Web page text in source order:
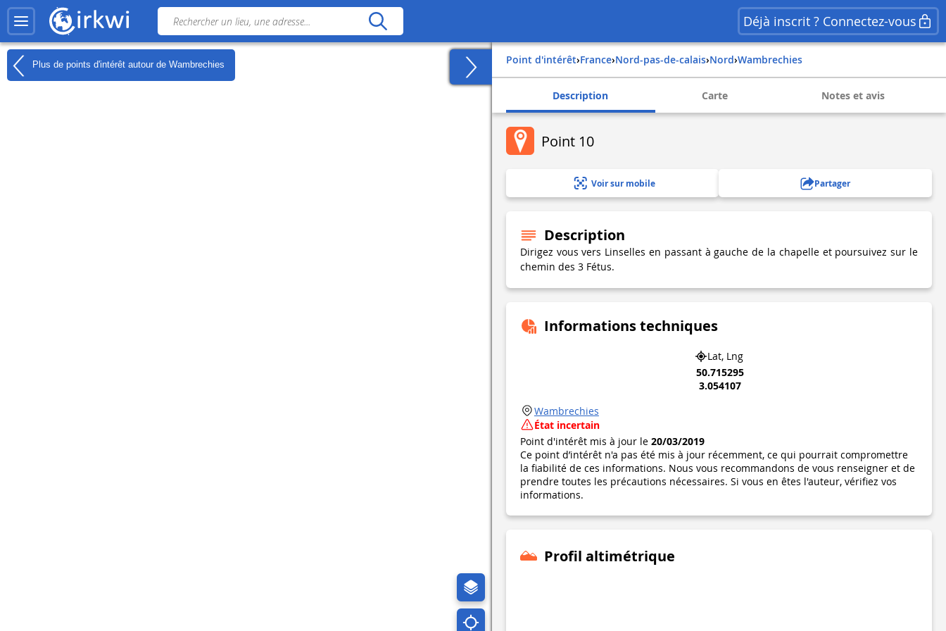
Déjà inscrit ? Connectez-vous
Plus de points d'intérêt autour de Wambrechies Point d'intérêt› france› nord-pas-de-calais› nord› wambrechies
Description Carte Notes et avis
Point 10
Voir sur mobile Partager
Description
Dirigez vous vers Linselles en passant à gauche de la chapelle et poursuivez sur le
chemin des 3 Fétus.
Informations techniques
Lat, Lng
50.715295
3.054107
Wambrechies
État incertain
Point d'intérêt mis à jour le 20/03/2019
Ce point d’intérêt n'a pas été mis à jour récemment, ce qui pourrait compromettre
la fiabilité de ces informations. Nous vous recommandons de vous renseigner et de
prendre toutes les précautions nécessaires. Si vous en êtes l'auteur, vérifiez vos
informations.
Profil altimétrique